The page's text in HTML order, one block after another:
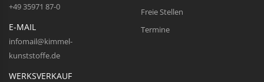
+49 35971 87-0
E-MAIL
infomail@kimmel-
kunststoffe.de
WERKSVERKAUF
Freie Stellen
Termine